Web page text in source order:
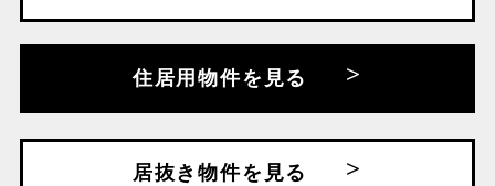
住居用物件を見る
居抜き物件を見る